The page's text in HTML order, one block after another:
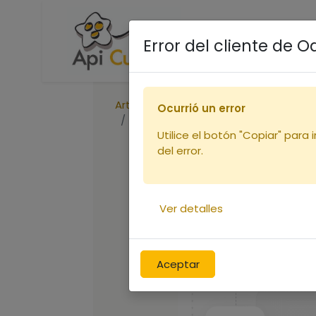
Accueil Boutique
Articles
Ruches
Error del cliente de
Aceptar
Ocurrió un error
Utilice el botón "Copiar" para
del error.
Ver detalles